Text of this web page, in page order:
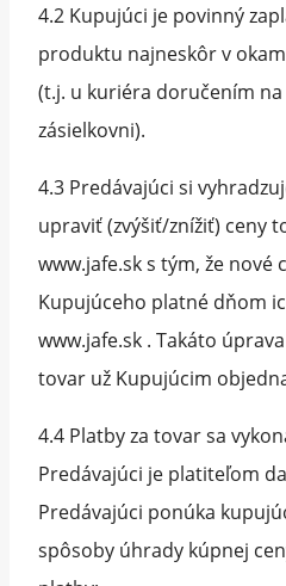
4.2 Kupujúci je povinný
produktu najneskôr v
(t.j. u kuriéra doručením
zásielkovni).
4.3 Predávajúci si
upraviť (zvýšiť/znížiť) ceny
www.jafe.sk s tým, že nové
Kupujúceho platné dňom
www.jafe.sk . Takáto
tovar už Kupujúcim
4.4 Platby za tovar sa
Predávajúci je platiteľom
Predávajúci ponúka
spôsoby úhrady kúpnej